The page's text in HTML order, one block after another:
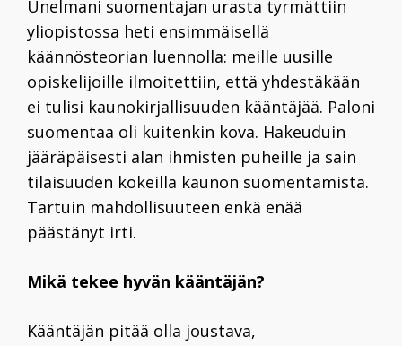
Unelmani suomentajan urasta tyrmättiin
yliopistossa heti ensimmäisellä
käännösteorian luennolla: meille uusille
opiskelijoille ilmoitettiin, että yhdestäkään
ei tulisi kaunokirjallisuuden kääntäjää. Paloni
suomentaa oli kuitenkin kova. Hakeuduin
jääräpäisesti alan ihmisten puheille ja sain
tilaisuuden kokeilla kaunon suomentamista.
Tartuin mahdollisuuteen enkä enää
päästänyt irti.
Mikä tekee hyvän kääntäjän?
Kääntäjän pitää olla joustava,